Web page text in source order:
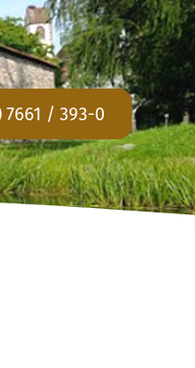
7661 / 393-0